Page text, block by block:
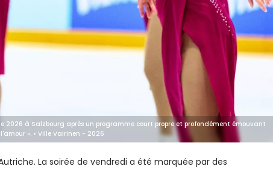
2026 à Salzbourg après un programme court propre et profondément émouvant
». • Ville Vairinen - 2026
La soirée de vendredi a été marquée par des